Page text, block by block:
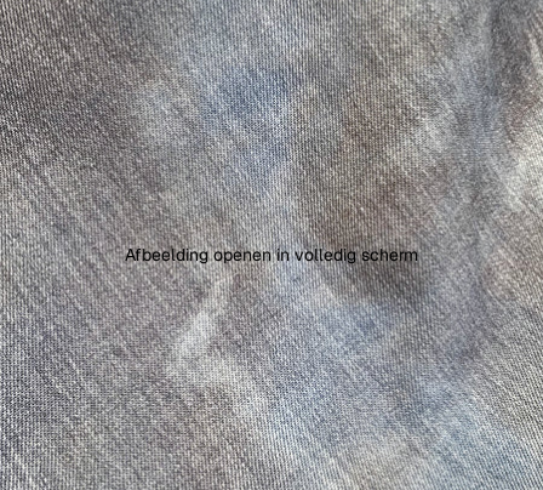
Afbeelding openen in volledig scherm